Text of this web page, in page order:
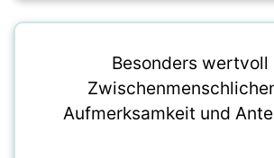
Besonders wertvoll
Aufmerksamkeit und